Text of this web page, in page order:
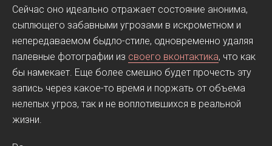
Сейчас оно идеально отражает состояние анонима,
сыплющего забавными угрозами в искрометном и
непередаваемом быдло-стиле, одновременно удаляя
палевные фотографии из своего вконтактика, что как
бы намекает. Еще более смешно будет прочесть эту
запись через какое-то время и поржать от объема
нелепых угроз, так и не воплотившихся в реальной
жизни.